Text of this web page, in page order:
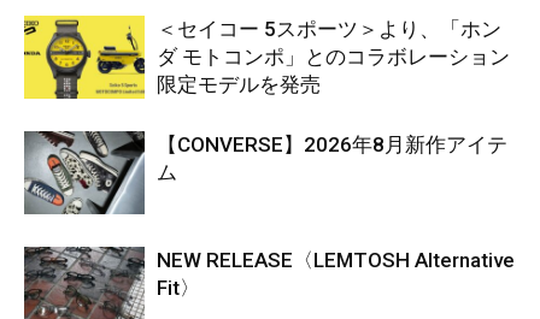
＜セイコー 5スポーツ＞より、「ホン
ダ モトコンポ」とのコラボレーション
限定モデルを発売
【CONVERSE】2026年8月新作アイテ
ム
NEW RELEASE〈LEMTOSH Alternative
Fit〉